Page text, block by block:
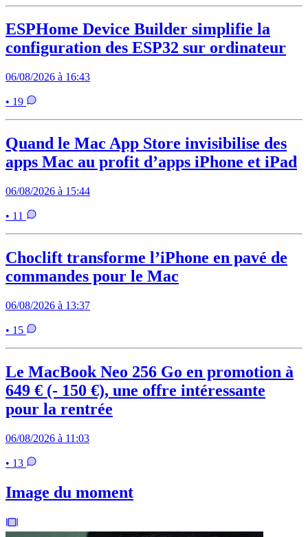
ESPHome Device Builder simplifie la
configuration des ESP32 sur ordinateur
06/08/2026 à 16:43
• 19
Quand le Mac App Store invisibilise des
apps Mac au profit d’apps iPhone et iPad
06/08/2026 à 15:44
• 11
Choclift transforme l’iPhone en pavé de
commandes pour le Mac
06/08/2026 à 13:37
• 15
Le MacBook Neo 256 Go en promotion à
649 € (- 150 €), une offre intéressante
pour la rentrée
06/08/2026 à 11:03
• 13
Image du moment